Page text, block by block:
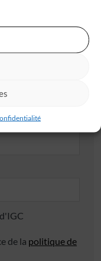
de la politique de